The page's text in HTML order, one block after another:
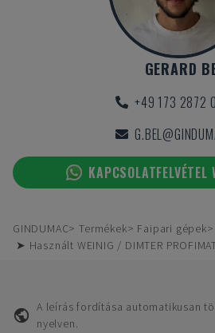
GERARD
+49 173 2872
KAPCSOLATFELVÉTEL
GINDUMAC Termékek
Faipari gépek
➤ Használt WEINIG / DIMTER
A leírás fordítása automatikusan
nyelven.